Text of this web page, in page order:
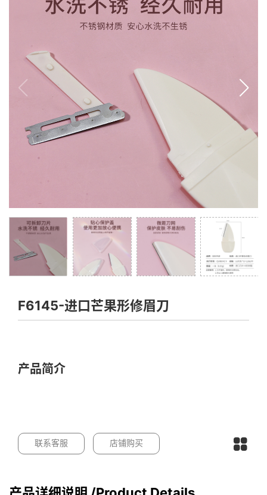
F6145-进口芒果形修眉刀
产品简介
联系客服 店铺购买